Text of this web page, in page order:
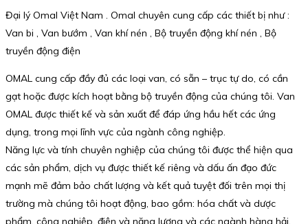
Đại lý Omal Việt Nam . Omal chuyên cung cấp các thiết bị như :
Van bi , Van bướm , Van khí nén , Bộ truyền động khí nén , Bộ
truyền động điện
OMAL cung cấp đầy đủ các loại van, có sẵn – trục tự do, có cần
gạt hoặc được kích hoạt bằng bộ truyền động của chúng tôi. Van
OMAL được thiết kế và sản xuất để đáp ứng hầu hết các ứng
dụng, trong mọi lĩnh vực của ngành công nghiệp.
Năng lực và tính chuyên nghiệp của chúng tôi được thể hiện qua
các sản phẩm, dịch vụ được thiết kế riêng và dấu ấn đạo đức
mạnh mẽ đảm bảo chất lượng và kết quả tuyệt đối trên mọi thị
trường mà chúng tôi hoạt động, bao gồm: hóa chất và dược
phẩm, công nghiệp, điện và năng lượng và các ngành hàng hải.